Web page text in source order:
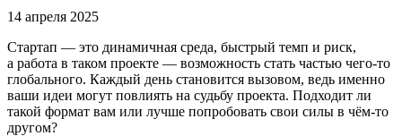
14 апреля 2025
Стартап — это динамичная среда, быстрый темп и риск,
а работа в таком проекте — возможность стать частью чего-то
глобального. Каждый день становится вызовом, ведь именно
ваши идеи могут повлиять на судьбу проекта. Подходит ли
такой формат вам или лучше попробовать свои силы в чём-то
другом?